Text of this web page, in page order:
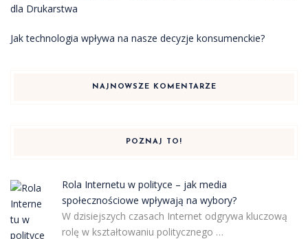
dla Drukarstwa
Jak technologia wpływa na nasze decyzje konsumenckie?
NAJNOWSZE KOMENTARZE
POZNAJ TO!
Rola Internetu w polityce – jak media
społecznościowe wpływają na wybory?
W dzisiejszych czasach Internet odgrywa kluczową
rolę w kształtowaniu politycznego …